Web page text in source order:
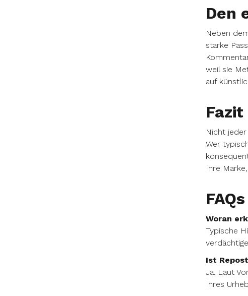
Den
Neben
starke
weil sie
auf
Fazit
Nicht
Wer
Ihre
FAQs
Woran
Typische
Ist
Ja. Laut
Ihres